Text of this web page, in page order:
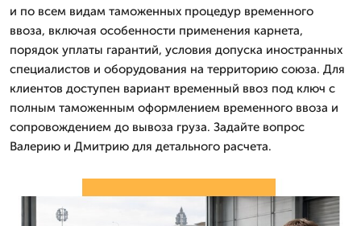
и по всем видам таможенных процедур временного
ввоза, включая особенности применения карнета,
порядок уплаты гарантий, условия допуска иностранных
специалистов и оборудования на территорию союза. Для
клиентов доступен вариант временный ввоз под ключ с
полным таможенным оформлением временного ввоза и
сопровождением до вывоза груза. Задайте вопрос
Валерию и Дмитрию для детального расчета.